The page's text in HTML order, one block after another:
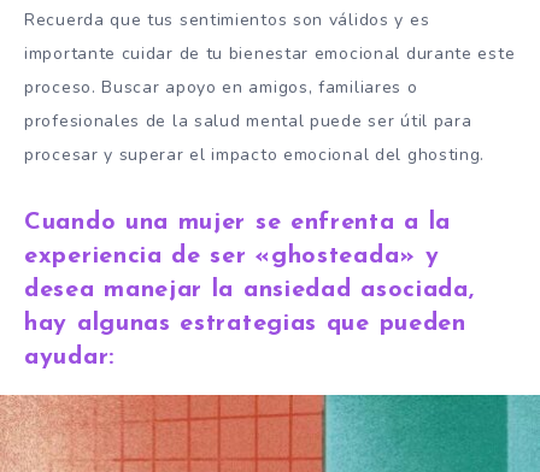
Recuerda que tus sentimientos son válidos y es
importante cuidar de tu bienestar emocional durante este
proceso. Buscar apoyo en amigos, familiares o
profesionales de la salud mental puede ser útil para
procesar y superar el impacto emocional del ghosting.
Cuando una mujer se enfrenta a la
experiencia de ser «ghosteada» y
desea manejar la ansiedad asociada,
hay algunas estrategias que pueden
ayudar: